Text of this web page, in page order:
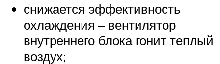
снижается эффективность
охлаждения – вентилятор
внутреннего блока гонит теплый
воздух;